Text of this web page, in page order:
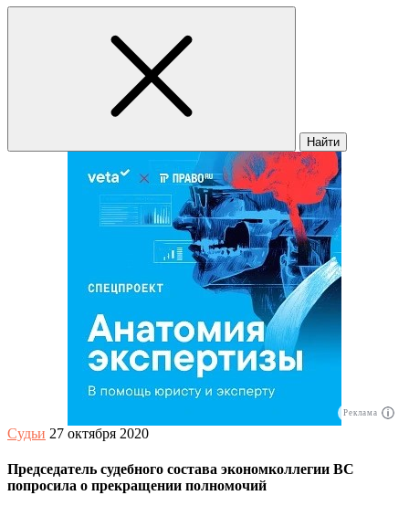
Найти
Реклама
Судьи 27 октября 2020
Председатель судебного состава экономколлегии ВС
попросила о прекращении полномочий